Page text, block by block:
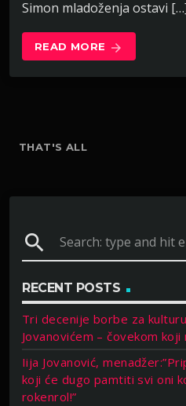
Simon mladoženja ostavi
READ MORE arrow_forward
THAT'S ALL
search
RECENT POSTS
Tri decenije borbe za
Jovanovićem – čovekom
Iija Jovanović,
koji će dugo pamtiti svi oni
rokenrol!”